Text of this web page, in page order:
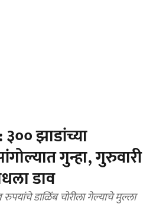
झाडांच्या
गुन्हा, गुरुवारी
डाव
डाळिंब चोरीला गेल्याचे मुल्ला